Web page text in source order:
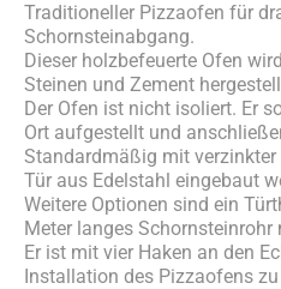
Traditioneller Pizzaofen für
Schornsteinabgang.
Dieser holzbefeuerte Ofen
Steinen und Zement
Der Ofen ist nicht isoliert. Er
Ort aufgestellt und
Standardmäßig mit
Tür aus Edelstahl eingebaut
Weitere Optionen sind ein
Meter langes Schornsteinrohr
Er ist mit vier Haken an den
Installation des Pizzaofens